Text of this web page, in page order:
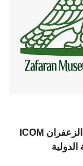
هيئة التدريس
ICOM اختيار مشروع "قاعة التراث الرقمي" بمتحف الزعفران